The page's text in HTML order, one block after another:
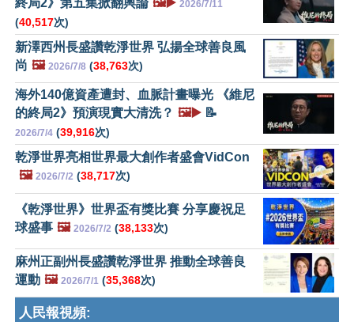
2026/7/11
(40,517次)
新澤西州長盛讚乾淨世界 弘揚全球善良風
尚 🖼️ 2026/7/8 (38,763次)
海外140億資產遭封、血脈計畫曝光 《維尼
的終局2》預演現實大清洗？ 🖼️▶️ 📝
2026/7/4 (39,916次)
乾淨世界亮相世界最大創作者盛會VidCon
🖼️ 2026/7/2 (38,717次)
《乾淨世界》世界盃有獎比賽 分享慶祝足
球盛事 🖼️ 2026/7/2 (38,133次)
麻州正副州長盛讚乾淨世界 推動全球善良
運動 🖼️ 2026/7/1 (35,368次)
人民報視頻: